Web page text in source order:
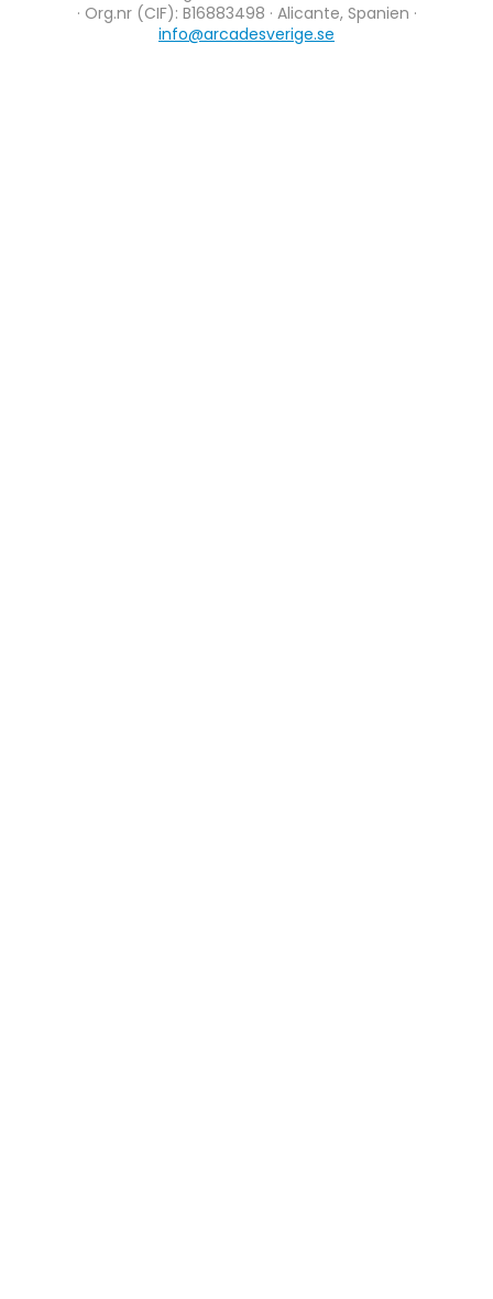
· Org.nr (CIF): B16883498 · Alicante, Spanien ·
info@arcadesverige.se